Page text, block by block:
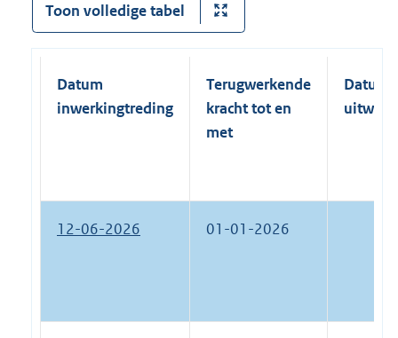
Toon volledige tabel
Datum
inwerkingtreding
Terugwerkende
kracht tot en
met
Datum
12-06-2026 01-01-2026